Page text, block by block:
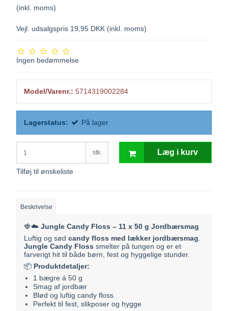
(inkl. moms)
Vejl. udsalgspris 19,95 DKK (inkl. moms)
Ingen bedømmelse
Model/Varenr.: 5714319002284
Lagerstatus: På lager
stk. Læg i kurv
Tilføj til ønskeliste
Beskrivelse
🍓☁️Jungle Candy Floss – 11 x 50 g Jordbærsmag
Luftig og sødcandy floss med lækker jordbærsmag
Jungle Candy Floss smelter på tungen og er et
farverigt hit til både børn, fest og hyggelige stunder.
📦 Produktdetaljer:
1 bægre á 50 g
Smag af jordbær
Blød og luftig candy floss
Perfekt til fest, slikposer og hygge